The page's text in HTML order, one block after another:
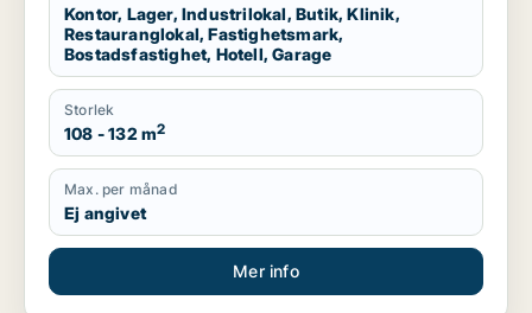
Kontor, Lager, Industrilokal, Butik, Klinik,
Restauranglokal, Fastighetsmark,
Bostadsfastighet, Hotell, Garage
Storlek
108 - 132 m2
Max. per månad
Ej angivet
Mer info